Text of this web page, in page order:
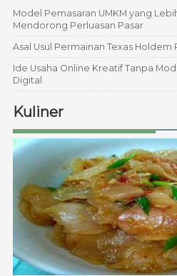
Model Pemasaran UMKM yang
Mendorong Perluasan Pasar
Asal Usul Permainan Texas Holdem
Ide Usaha Online Kreatif Tanpa
Digital
Kuliner